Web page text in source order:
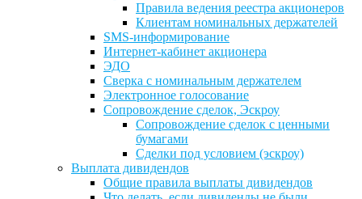
Правила ведения реестра акционеров
Клиентам номинальных держателей
SMS-информирование
Интернет-кабинет акционера
ЭДО
Сверка с номинальным держателем
Электронное голосование
Сопровождение сделок, Эскроу
Сопровождение сделок с ценными
бумагами
Сделки под условием (эскроу)
Выплата дивидендов
Общие правила выплаты дивидендов